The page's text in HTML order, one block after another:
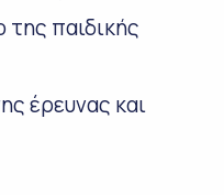
της παιδικής
έρευνας και